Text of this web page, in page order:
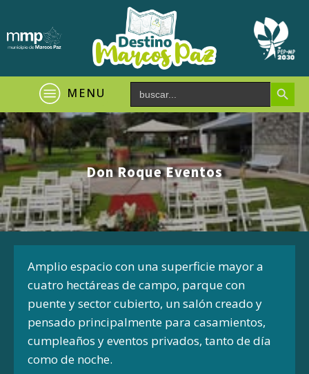
MENU Search
for:
Search Button
Don Roque Eventos
Amplio espacio con una superficie mayor a
cuatro hectáreas de campo, parque con
puente y sector cubierto, un salón creado y
pensado principalmente para casamientos,
cumpleaños y eventos privados, tanto de día
como de noche.